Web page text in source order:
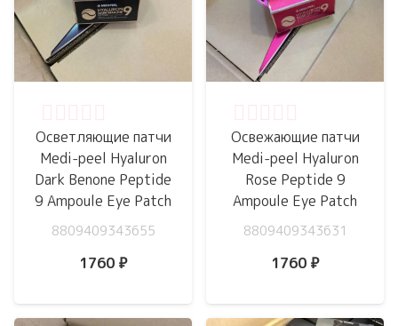
Осветляющие патчи
Medi-peel Hyaluron
Dark Benone Peptide
9 Ampoule Eye Patch
8809409343655
1760 ₽
Освежающие патчи
Medi-peel Hyaluron
Rose Peptide 9
Ampoule Eye Patch
8809409343631
1760 ₽